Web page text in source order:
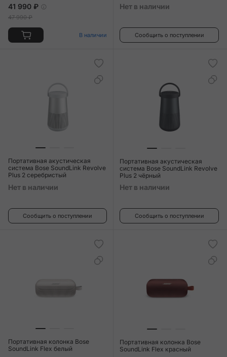
41 990 ₽
47 990 ₽
В наличии
Нет в наличии
Сообщить о поступлении
Портативная акустическая
система Bose SoundLink Revolve
Plus 2 серебристый
Нет в наличии
Сообщить о поступлении
Портативная акустическая
система Bose SoundLink Revolve
Plus 2 чёрный
Нет в наличии
Сообщить о поступлении
Портативная колонка Bose
SoundLink Flex белый
Портативная колонка Bose
SoundLink Flex красный